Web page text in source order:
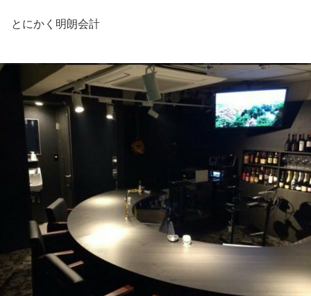
とにかく明朗会計